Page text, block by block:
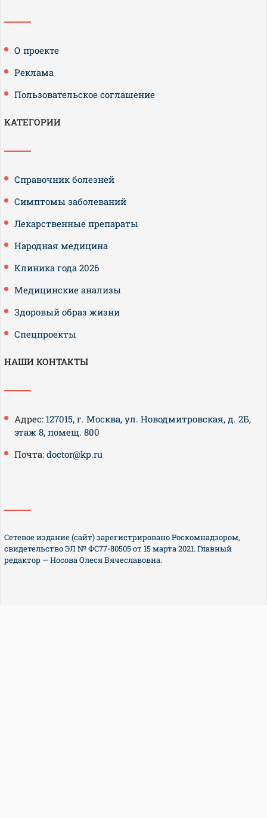
О проекте
Реклама
Пользовательское соглашение
КАТЕГОРИИ
Справочник болезней
Симптомы заболеваний
Лекарственные препараты
Народная медицина
Клиника года 2026
Медицинские анализы
Здоровый образ жизни
Спецпроекты
НАШИ КОНТАКТЫ
Адрес: 127015, г. Москва, ул. Новодмитровская, д. 2Б,
этаж 8, помещ. 800
Почта: doctor@kp.ru
Сетевое издание (сайт) зарегистрировано Роскомнадзором,
свидетельство ЭЛ № ФС77-80505 от 15 марта 2021. Главный
редактор — Носова Олеся Вячеславовна.